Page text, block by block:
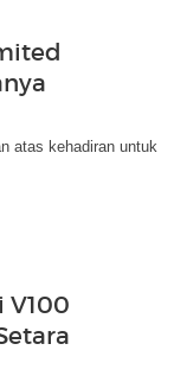
atas kehadiran untuk
V100